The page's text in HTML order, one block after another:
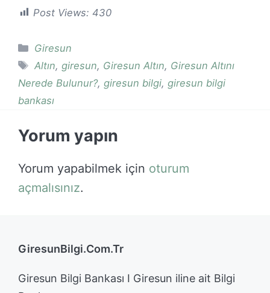
Post Views: 430
Kategoriler
Giresun
Etiketler
Altın, giresun, Giresun Altın, Giresun Altını
Nerede Bulunur?, giresun bilgi, giresun bilgi
bankası
Yorum yapın
Yorum yapabilmek için oturum
açmalısınız.
GiresunBilgi.Com.Tr
Giresun Bilgi Bankası I Giresun iline ait Bilgi